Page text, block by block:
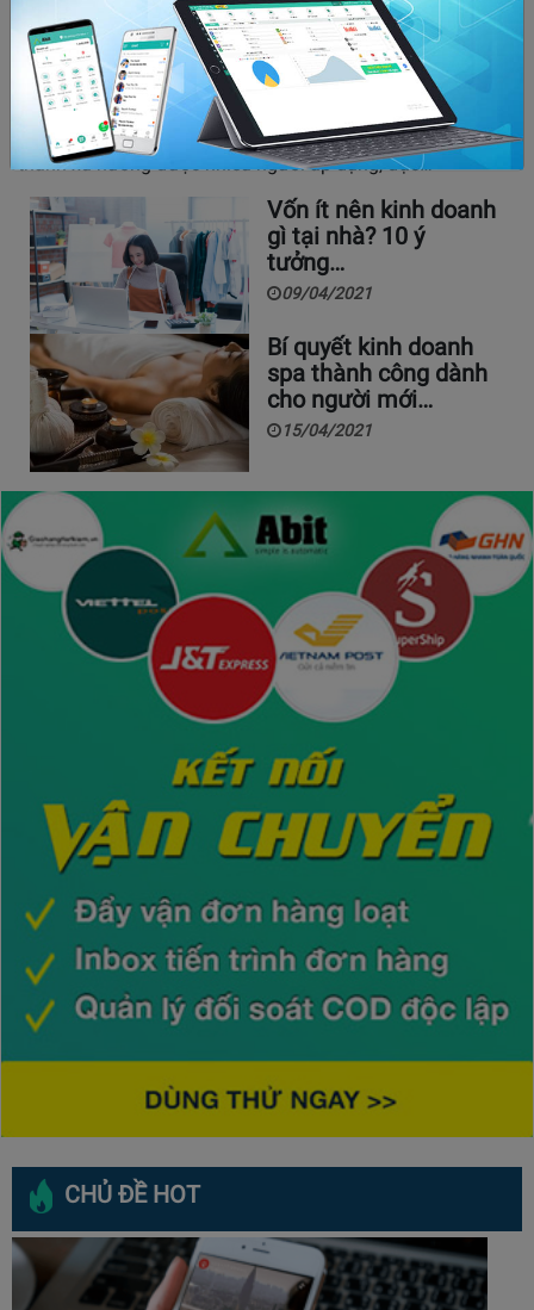
5 mô hình kinh doanh nhỏ hiệu quả mà bạn
không nên bỏ lỡ
20/04/2020 5822
Khởi nghiệp với mô hình kinh doanh nhỏ đang dần trở
thành xu hướng được nhiều người áp dụng, đặc…
Vốn ít nên kinh doanh
gì tại nhà? 10 ý
tưởng…
09/04/2021
Bí quyết kinh doanh
spa thành công dành
cho người mới…
15/04/2021
CHỦ ĐỀ HOT